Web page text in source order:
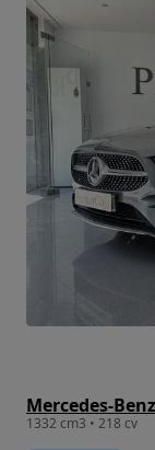
Mercedes-
1332 cm3 • 218 cv